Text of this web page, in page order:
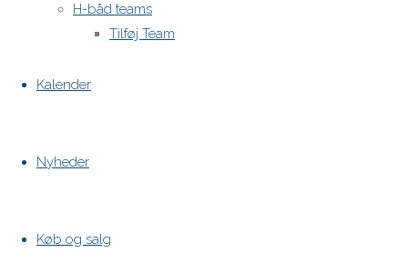
H-båd teams
Tilføj Team
Kalender
Nyheder
Køb og salg